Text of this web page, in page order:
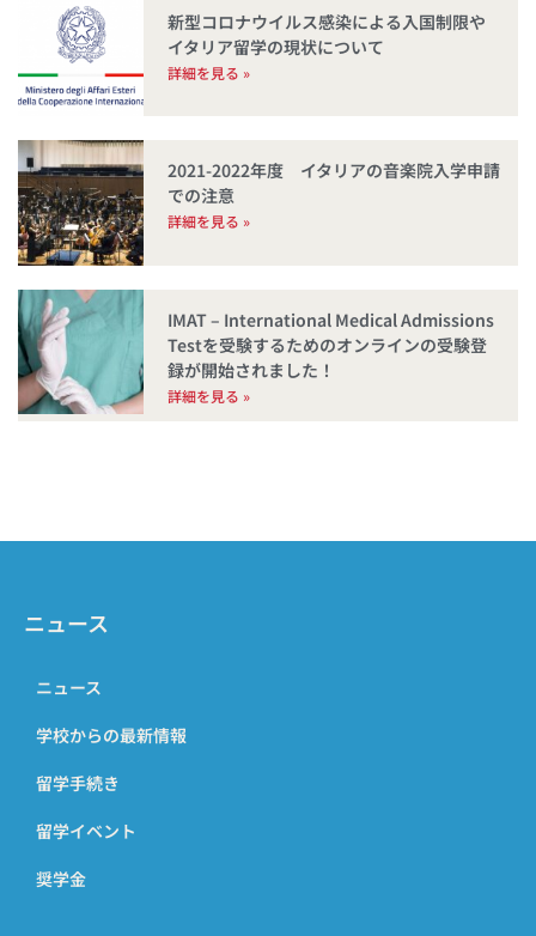
新型コロナウイルス感染による入国制限や
イタリア留学の現状について
詳細を見る »
2021-2022年度 イタリアの音楽院入学申請
での注意
詳細を見る »
IMAT – International Medical Admissions
Testを受験するためのオンラインの受験登
録が開始されました！
詳細を見る »
ニュース
ニュース
学校からの最新情報
留学手続き
留学イベント
奨学金